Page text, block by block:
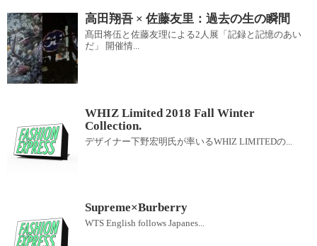
高田翔吾 × 佐藤友里：過去の生の瞬間
髙田将伍と佐藤友理による2人展「記録と記憶のあい
だ」 開催情...
WHIZ Limited 2018 Fall Winter
Collection.
デザイナー下野宏明氏が率いるWHIZ LIMITEDの...
Supreme×Burberry
WTS English follows Japanes...